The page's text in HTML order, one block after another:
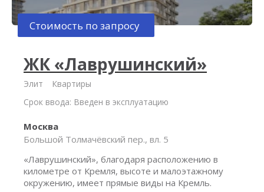
Стоимость по запросу
ЖК «Лаврушинский»
Элит
Квартиры
Срок ввода: Введен в эксплуатацию
Москва
Большой Толмачёвский пер., вл. 5
«Лаврушинский», благодаря расположению в
километре от Кремля, высоте и малоэтажному
окружению, имеет прямые виды на Кремль.